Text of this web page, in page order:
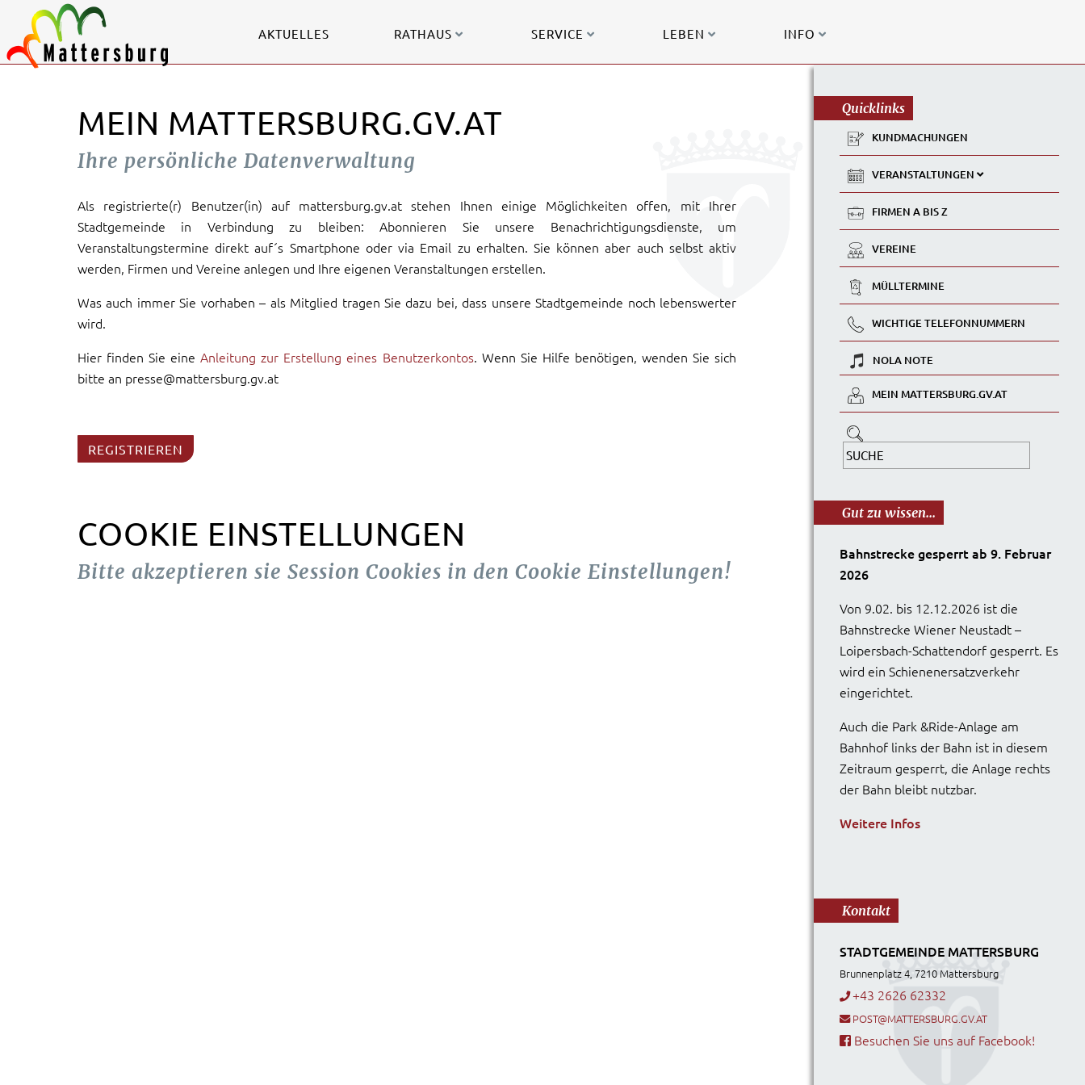
AKTUELLES RATHAUS SERVICE LEBEN INFO
MEIN MATTERSBURG.GV.AT
Ihre persönliche Datenverwaltung
Als registrierte(r) Benutzer(in) auf mattersburg.gv.at stehen Ihnen einige Möglichkeiten offen, mit Ihrer
Stadtgemeinde in Verbindung zu bleiben: Abonnieren Sie unsere Benachrichtigungsdienste, um
Veranstaltungstermine direkt auf´s Smartphone oder via Email zu erhalten. Sie können aber auch selbst aktiv
werden, Firmen und Vereine anlegen und Ihre eigenen Veranstaltungen erstellen.
Was auch immer Sie vorhaben – als Mitglied tragen Sie dazu bei, dass unsere Stadtgemeinde noch lebenswerter
wird.
Hier finden Sie eineAnleitung zur Erstellung eines Benutzerkontos. Wenn Sie Hilfe benötigen, wenden Sie sich
bitte an presse@mattersburg.gv.at
REGISTRIEREN
COOKIE EINSTELLUNGEN
Bitte akzeptieren sie Session Cookies in den Cookie Einstellungen!
Quicklinks
KUNDMACHUNGEN
VERANSTALTUNGEN
FIRMEN A BIS Z
VEREINE
MÜLLTERMINE
WICHTIGE TELEFONNUMMERN
NOLA NOTE
MEIN MATTERSBURG.GV.AT
Gut zu wissen...
Bahnstrecke gesperrt ab 9. Februar
2026
Von 9.02. bis 12.12.2026 ist die
Bahnstrecke Wiener Neustadt –
Loipersbach-Schattendorf gesperrt. Es
wird ein Schienenersatzverkehr
eingerichtet.
Auch die Park &Ride-Anlage am
Bahnhof links der Bahn ist in diesem
Zeitraum gesperrt, die Anlage rechts
der Bahn bleibt nutzbar.
Weitere Infos
Kontakt
STADTGEMEINDE MATTERSBURG
Brunnenplatz 4, 7210 Mattersburg
+43 2626 62332
POST@MATTERSBURG.GV.AT
Besuchen Sie uns auf Facebook!